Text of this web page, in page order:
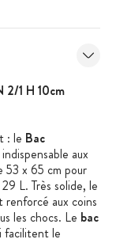
2/1 H 10cm
: le Bac
aux
53 x 65 cm pour
L. Très solide, le
aux coins
les chocs. Le bac
facilitent le